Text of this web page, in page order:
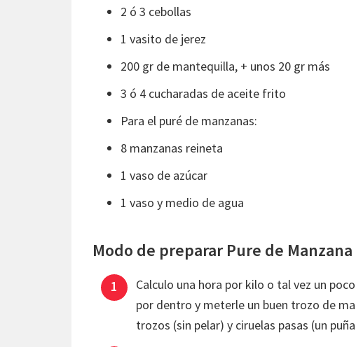
2 ó 3 cebollas
1 vasito de jerez
200 gr de mantequilla, + unos 20 gr más
3 ó 4 cucharadas de aceite frito
Para el puré de manzanas:
8 manzanas reineta
1 vaso de azúcar
1 vaso y medio de agua
Modo de preparar Pure de
Calculo una hora por kilo o tal vez un
por dentro y meterle un buen trozo de
trozos (sin pelar) y ciruelas pasas (un